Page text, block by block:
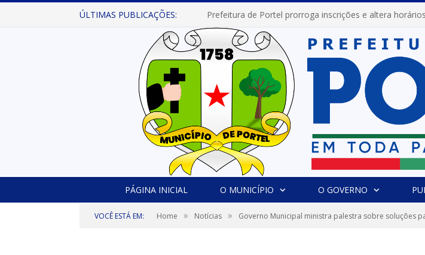
ÚLTIMAS PUBLICAÇÕES:
PÁGINA INICIAL O MUNICÍPIO O GOVERNO
VOCÊ ESTÁ EM: Home » Notícias » Governo Municipal ministra palestra sobre soluções